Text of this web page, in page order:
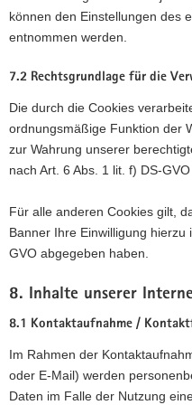
können den Einstellungen des
entnommen werden.
7.2 Rechtsgrundlage für die
Die durch die Cookies
ordnungsmäßige Funktion der
zur Wahrung unserer
nach Art. 6 Abs. 1 lit. f) DS-
Für alle anderen Cookies gilt,
Banner Ihre Einwilligung hierzu
GVO abgegeben haben.
8. Inhalte unserer
8.1 Kontaktaufnahme /
Im Rahmen der
oder E-Mail) werden
Daten im Falle der Nutzung